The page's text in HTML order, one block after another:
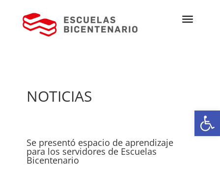
NOTICIAS
Se presentó espacio de aprendizaje
para los servidores de Escuelas
Bicentenario